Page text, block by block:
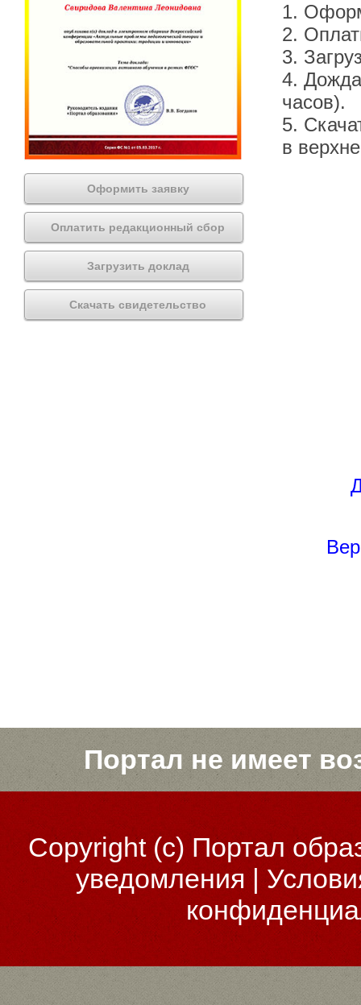
Оформить заявку
Оплатить редакционный сбор
Загрузить доклад
Скачать свидетельство
1.
2.
3.
4.
часов).
5.
в
Портал не имеет
Copyright (c)Портал
уведомления |